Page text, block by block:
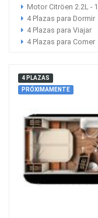
Motor Citröen 2.2L -
4 Plazas para Dormir
4 Plazas para Viajar
4 Plazas para Comer
4 PLAZAS
PRÓXIMAMENTE